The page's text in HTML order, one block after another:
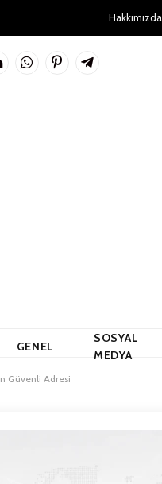
Hakkımızda
WhatsAppPinterest'in
Telgraf
GENEL
SOSYAL
MEDYA
Güvenli Adresi